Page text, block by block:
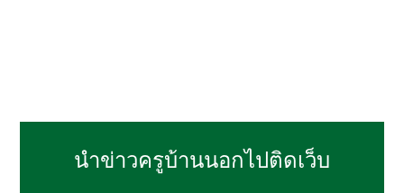
นำข่าวครูบ้านนอกไปติดเว็บ